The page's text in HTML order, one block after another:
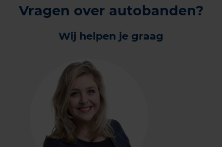
Vragen over autobanden?
Wij helpen je graag